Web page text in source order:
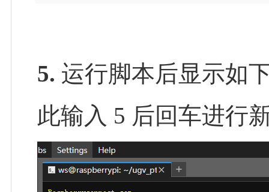
5. 运行脚本后显示如
此输入 5 后回车进行